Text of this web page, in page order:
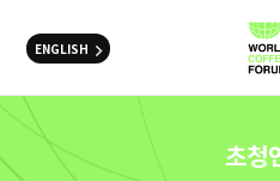
ENGLISH
초청